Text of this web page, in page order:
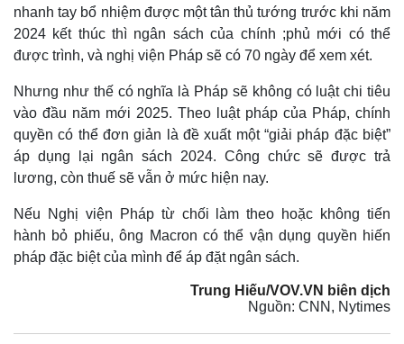
nhanh tay bổ nhiệm được một tân thủ tướng trước khi năm
2024 kết thúc thì ngân sách của chính ;phủ mới có thể
được trình, và nghị viện Pháp sẽ có 70 ngày để xem xét.
Nhưng như thế có nghĩa là Pháp sẽ không có luật chi tiêu
vào đầu năm mới 2025. Theo luật pháp của Pháp, chính
quyền có thể đơn giản là đề xuất một “giải pháp đặc biệt”
áp dụng lại ngân sách 2024. Công chức sẽ được trả
lương, còn thuế sẽ vẫn ở mức hiện nay.
Nếu Nghị viện Pháp từ chối làm theo hoặc không tiến
hành bỏ phiếu, ông Macron có thể vận dụng quyền hiến
pháp đặc biệt của mình để áp đặt ngân sách.
Trung Hiếu/VOV.VN biên dịch
Nguồn: CNN, Nytimes